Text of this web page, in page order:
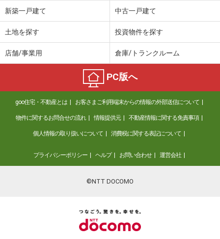
2,180万円
新築一戸建て 中古一戸建て
土地を探す 投資物件を探す
店舗/事業用 倉庫/トランクルーム
PC版へ
goo住宅・不動産とは お客さまご利用端末からの情報の外部送信について
物件に関するお問合せの流れ 情報提供元 不動産情報に関する免責事項
個人情報の取り扱いについて 消費税に関する表記について
プライバシーポリシー ヘルプ お問い合わせ 運営会社
©NTT DOCOMO